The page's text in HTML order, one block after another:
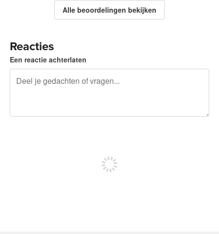
Alle beoordelingen bekijken
Reacties
Een reactie achterlaten